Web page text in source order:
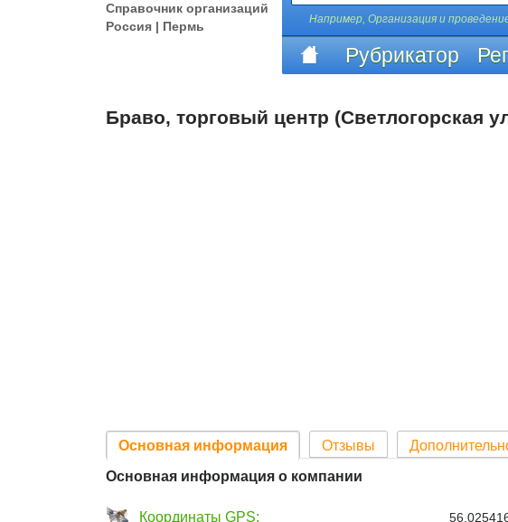
Справочник организаций
Россия | Пермь
Например, Организация и
Рубрикатор
Браво, торговый центр (Светлогорская
Основная информация Отзывы
Основная информация о компании
Координаты GPS: